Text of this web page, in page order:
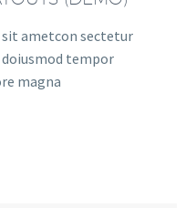
ametcon sectetur
tempor
magna